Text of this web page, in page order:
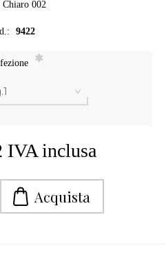
002
9422
*
IVA inclusa